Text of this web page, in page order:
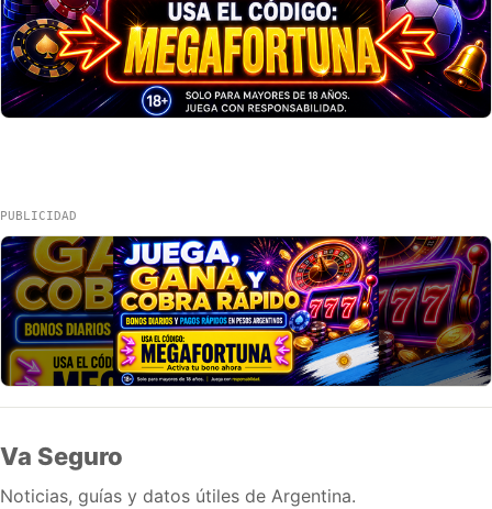
PUBLICIDAD
Va Seguro
Noticias, guías y datos útiles de Argentina.